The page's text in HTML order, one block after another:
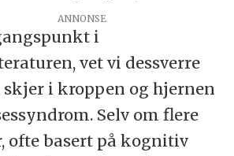
i
vet vi dessverre
i kroppen og hjernen
Selv om flere
ofte basert på kognitiv